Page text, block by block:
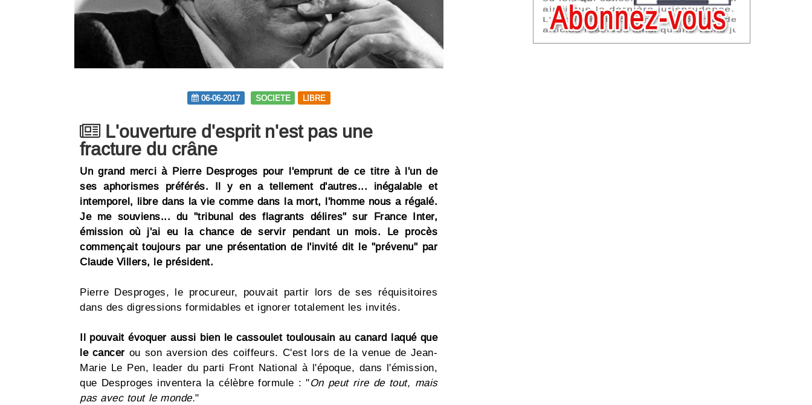
06-06-2017 SOCIETE LIBRE
L'ouverture d'esprit n'est pas une
fracture du crâne
Un grand merci à Pierre Desproges pour l'emprunt de ce titre à l'un de
ses aphorismes préférés. Il y en a tellement d'autres... inégalable et
intemporel, libre dans la vie comme dans la mort, l'homme nous a régalé.
Je me souviens... du "tribunal des flagrants délires" sur France Inter,
émission où j'ai eu la chance de servir pendant un mois. Le procès
commençait toujours par une présentation de l'invité dit le "prévenu" par
Claude Villers, le président.
Pierre Desproges, le procureur, pouvait partir lors de ses réquisitoires
dans des digressions formidables et ignorer totalement les invités.
Il pouvait évoquer aussi bien le cassoulet toulousain au canard laqué que
le cancer ou son aversion des coiffeurs. C'est lors de la venue de Jean-
Marie Le Pen, leader du parti Front National à l'époque, dans l'émission,
que Desproges inventera la célèbre formule : "On peut rire de tout, mais
pas avec tout le monde."
07-07-2026
Les nomenclatures d'activités française